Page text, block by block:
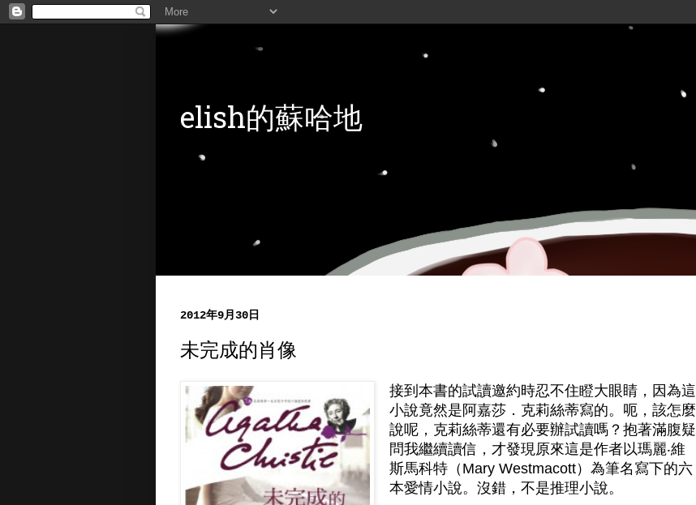
elish的蘇哈地
2012年9月30日
未完成的肖像
接到本書的試讀邀約時忍不住瞪大眼睛，因為這
小說竟然是阿嘉莎．克莉絲蒂寫的。呃，該怎麼
說呢，克莉絲蒂還有必要辦試讀嗎？抱著滿腹疑
問我繼續讀信，才發現原來這是作者以瑪麗‧維
斯馬科特（Mary Westmacott）為筆名寫下的六
本愛情小說。沒錯，不是推理小說。